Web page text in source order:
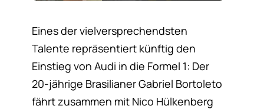
Eines der vielversprechendsten
Talente repräsentiert künftig den
Einstieg von Audi in die Formel 1: Der
20-jährige Brasilianer Gabriel Bortoleto
fährt zusammen mit Nico Hülkenberg